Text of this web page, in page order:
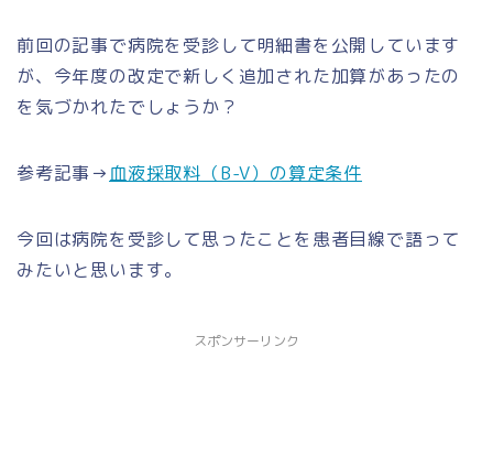
前回の記事で病院を受診して明細書を公開しています
が、今年度の改定で新しく追加された加算があったの
を気づかれたでしょうか？
参考記事→ 血液採取料（B-V）の算定条件
今回は病院を受診して思ったことを患者目線で語って
みたいと思います。
スポンサーリンク